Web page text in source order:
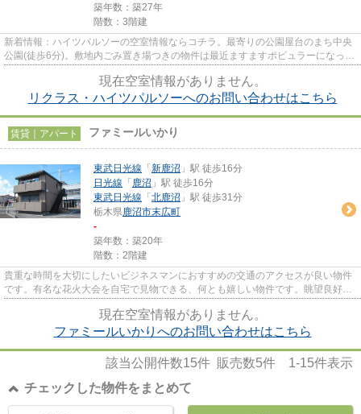
築年数：築27年
階数：3階建
新着情報：ハイツパルソーの空室情報ならコチラ。最寄りの公園屋台のまち中央
公園(徒歩6分)。敷地内ごみ置き場つきの物件は最近ますますポピュラーになって
現在空室情報がありません。
リクラス・ハイツパルソーへのお問い合わせはこちら
賃貸｜アパート ファミールいかり
東武日光線 「 新鹿沼 」駅 徒歩16分
日光線 「 鹿沼 」駅 徒歩16分
東武日光線 「 北鹿沼 」駅 徒歩31分
栃木県鹿沼市末広町
-
築年数：築20年
階数：2階建
貴重な時間を大切にしたいビジネスマンにおすすめの交通のアクセスが良い物件
です。有名な花火大会を自宅で見物できる、何とも嬉しい物件です。眺望良好な
現在空室情報がありません。
ファミールいかりへのお問い合わせはこちら
該当公開件数15件 販売数5件 1-15件表示
チェックした物件をまとめて